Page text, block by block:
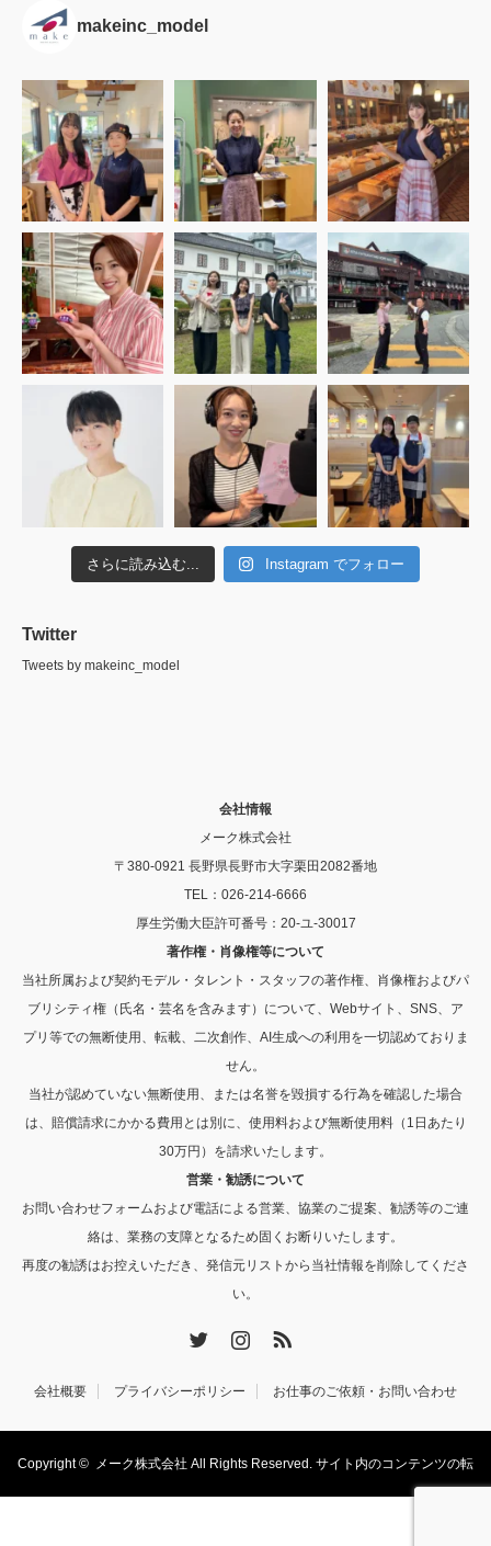
makeinc_model
さらに読み込む... Instagram でフォロー
Twitter
Tweets by makeinc_model
会社情報
メーク株式会社
〒380-0921 長野県長野市大字栗田2082番地
TEL：026-214-6666
厚生労働大臣許可番号：20-ユ-30017
著作権・肖像権等について
当社所属および契約モデル・タレント・スタッフの著作権、肖像権およびパ
ブリシティ権（氏名・芸名を含みます）について、Webサイト、SNS、ア
プリ等での無断使用、転載、二次創作、AI生成への利用を一切認めておりま
せん。
当社が認めていない無断使用、または名誉を毀損する行為を確認した場合
は、賠償請求にかかる費用とは別に、使用料および無断使用料（1日あたり
30万円）を請求いたします。
営業・勧誘について
お問い合わせフォームおよび電話による営業、協業のご提案、勧誘等のご連
絡は、業務の支障となるため固くお断りいたします。
再度の勧誘はお控えいただき、発信元リストから当社情報を削除してくださ
い。
会社概要 プライバシーポリシー お仕事のご依頼・お問い合わせ
Copyright © メーク株式会社 All Rights Reserved. サイト内のコンテンツの転